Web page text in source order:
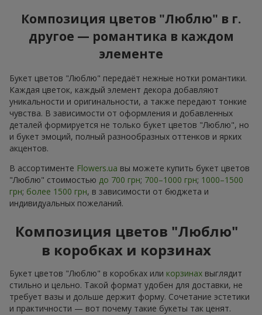
Композиция цветов "Люблю" в г.
другое — романтика в каждом
элементе
Букет цветов "Люблю" передаёт нежные нотки романтики.
Каждая цветок, каждый элемент декора добавляют
уникальности и оригинальности, а также передают тонкие
чувства. В зависимости от оформления и добавленных
деталей формируется не только букет цветов "Люблю", но
и букет эмоций, полный разнообразных оттенков и ярких
акцентов.
В ассортименте Flowers.ua вы можете купить букет цветов
"Люблю" стоимостью до 700 грн; 700–1000 грн; 1000–1500
грн; более 1500 грн, в зависимости от бюджета и
индивидуальных пожеланий.
Композиция цветов "Люблю"
в коробках и корзинах
Букет цветов "Люблю" в коробках или корзинах выглядит
стильно и цельно. Такой формат удобен для доставки, не
требует вазы и дольше держит форму. Сочетание эстетики
и практичности — вот почему такие букеты так ценят.